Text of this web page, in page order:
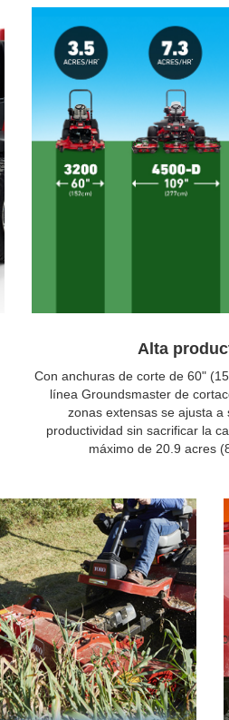
Alta
Con anchuras de corte de 60"
línea Groundsmaster de
zonas extensas se ajusta a
productividad sin sacrificar la
máximo de 20.9 acres